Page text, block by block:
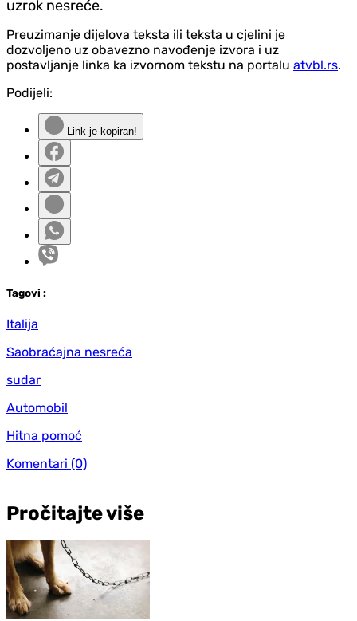
uzrok nesreće.
Preuzimanje dijelova teksta ili teksta u cjelini je
dozvoljeno uz obavezno navođenje izvora i uz
postavljanje linka ka izvornom tekstu na portalu atvbl.rs.
Podijeli:
Link je kopiran!
Tagovi :
Italija
Saobraćajna nesreća
sudar
Automobil
Hitna pomoć
Komentari (0)
Pročitajte više